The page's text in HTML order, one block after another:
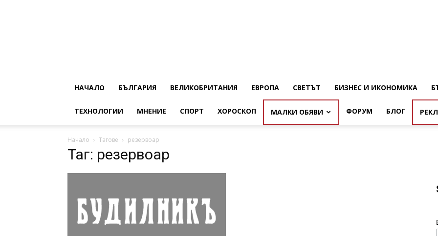
НАЧАЛО БЪЛГАРИЯ ВЕЛИКОБРИТАНИЯ ЕВРОПА СВЕТЪТ БИЗНЕС И ИКОНОМИКА
ТЕХНОЛОГИИ МНЕНИЕ СПОРТ ХОРОСКОП МАЛКИ ОБЯВИ ФОРУМ БЛОГ
Начало Тагове резервоар
Таг: резервоар